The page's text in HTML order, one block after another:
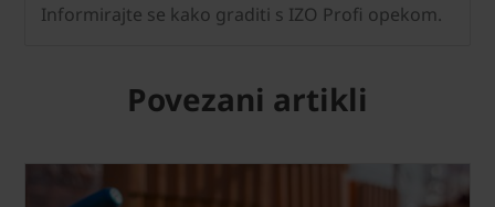
Informirajte se kako graditi s IZO Profi opekom.
Povezani artikli